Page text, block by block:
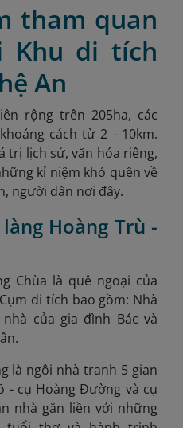
tham quan
Khu di tích
An
rộng trên 205ha, các
cách từ 2 - 10km.
trị lịch sử, văn hóa riêng,
kỉ niệm khó quên về
người dân nơi đây.
Hoàng Trù -
Chùa là quê ngoại của
di tích bao gồm: Nhà
của gia đình Bác và
là ngôi nhà tranh 5 gian
- cụ Hoàng Đường và cụ
nhà gắn liền với những